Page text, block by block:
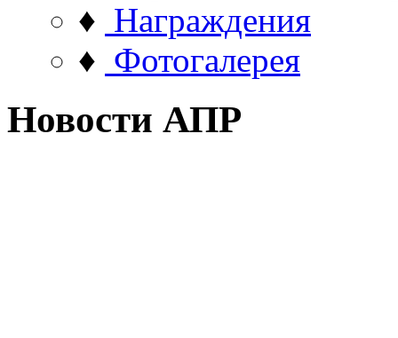
♦ Награждения
♦ Фотогалерея
Новости АПР